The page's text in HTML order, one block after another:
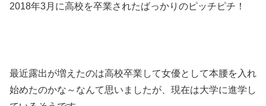
2018年3月に高校を卒業されたばっかりのピッチピチ！
最近露出が増えたのは高校卒業して女優として本腰を入れ
始めたのかな～なんて思いましたが、現在は大学に進学し